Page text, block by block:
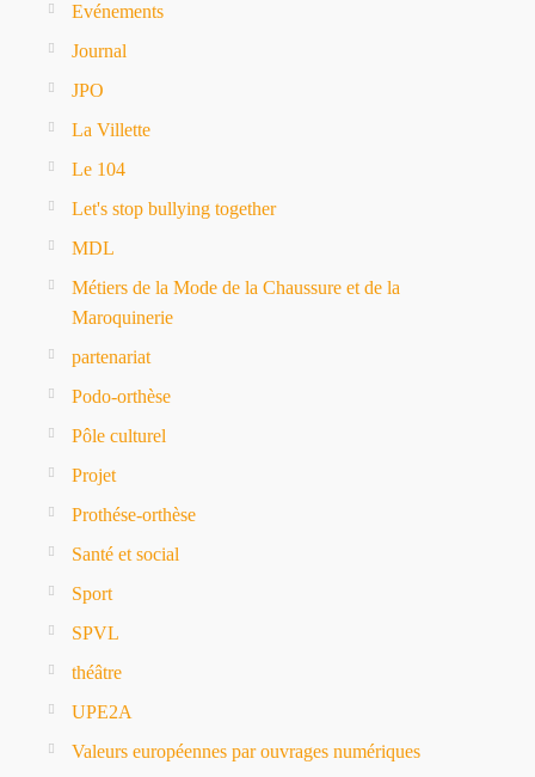
Evénements
Journal
JPO
La Villette
Le 104
Let's stop bullying together
MDL
Métiers de la Mode de la Chaussure et de la
Maroquinerie
partenariat
Podo-orthèse
Pôle culturel
Projet
Prothése-orthèse
Santé et social
Sport
SPVL
théâtre
UPE2A
Valeurs européennes par ouvrages numériques